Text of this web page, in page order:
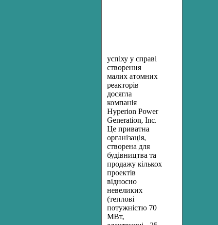
успіху у справі
створення
малих атомних
реакторів
досягла
компанія
Hyperion Power
Generation, Inc.
Це приватна
організація,
створена для
будівництва та
продажу кількох
проектів
відносно
невеликих
(теплові
потужністю 70
МВт,